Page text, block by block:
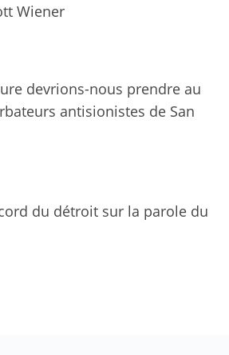
Wiener
devrions-nous prendre au
antisionistes de San
du détroit sur la parole du